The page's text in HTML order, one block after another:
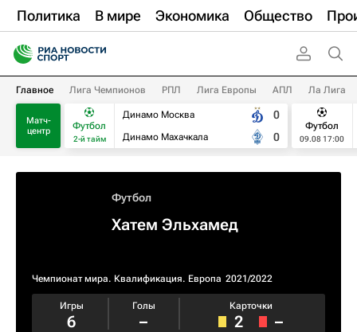
Политика В мире Экономика Общество
Главное Лига Чемпионов РПЛ Лига Европы АПЛ Ла Лига
Матч-
центр
Футбол
2-й тайм
Динамо Москва
Динамо Махачкала
0
0
Футбол
09.08 17:00
Футбол
Хатем Эльхамед
Чемпионат мира. Квалификация. Европа 2021/2022
Игры
6
Голы
–
Карточки
2 –